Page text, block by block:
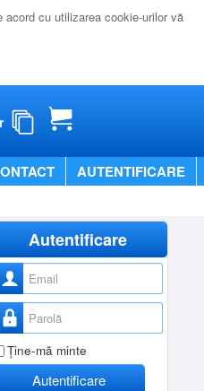
cu utilizarea cookie-urilor vă
AUTENTIFICARE
Autentificare
Nume utilizator
Parolă
Ţine-mă minte
Autentificare